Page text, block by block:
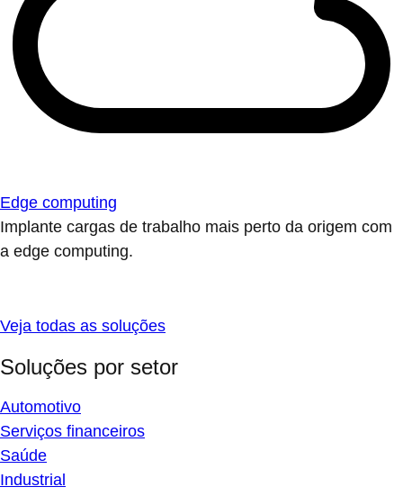
Edge computing
Implante cargas de trabalho mais perto da origem com
a edge computing.
Veja todas as soluções
Soluções por setor
Automotivo
Serviços financeiros
Saúde
Industrial